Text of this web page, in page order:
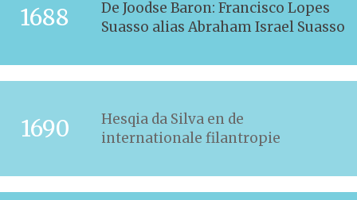
1688
De Joodse Baron: Francisco Lopes
Suasso alias Abraham Israel Suasso
1690
Hesqia da Silva en de
internationale filantropie